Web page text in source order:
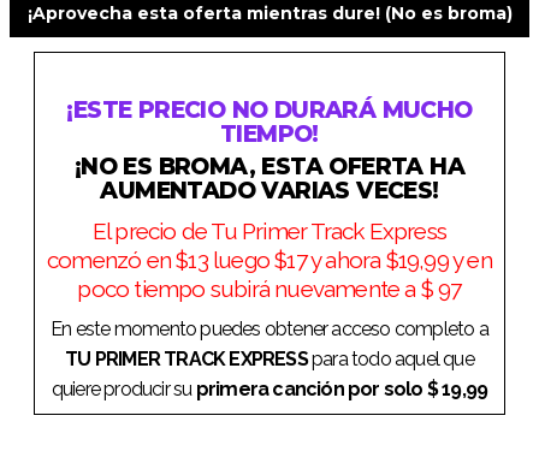
¡Aprovecha esta oferta mientras dure! (No es broma)
¡ESTE PRECIO NO DURARÁ MUCHO
TIEMPO!
¡NO ES BROMA, ESTA OFERTA HA
AUMENTADO VARIAS VECES!
El precio de Tu Primer Track Express
comenzó en $13 luego $17 y ahora $19,99 y en
poco tiempo subirá nuevamente a $ 97
En este momento puedes obtener acceso completo a
TU PRIMER TRACK EXPRESSpara todo aquel que
quiere producir su primera canción por solo $ 19,99